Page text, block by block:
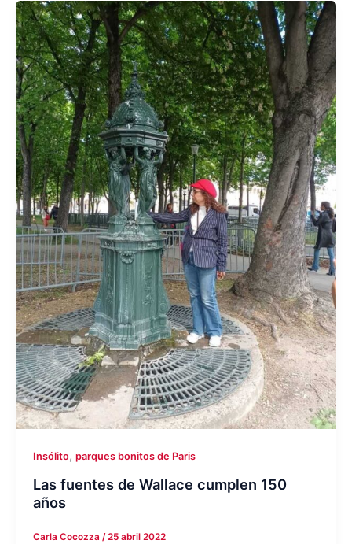
Insólito, parques bonitos de Paris
Las fuentes de Wallace cumplen 150
años
Carla Cocozza /25 abril 2022